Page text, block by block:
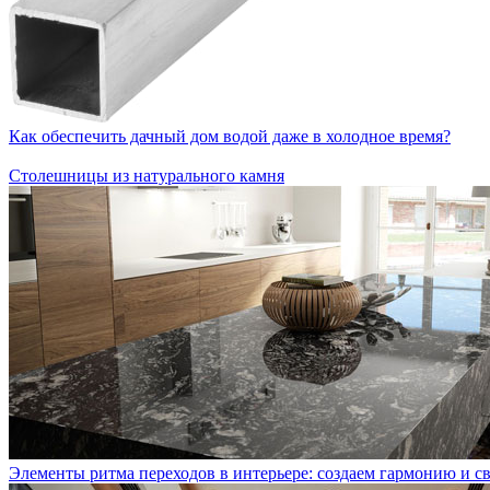
Как обеспечить дачный дом водой даже в холодное время?
Столешницы из натурального камня
Элементы ритма переходов в интерьере: создаем гармонию и